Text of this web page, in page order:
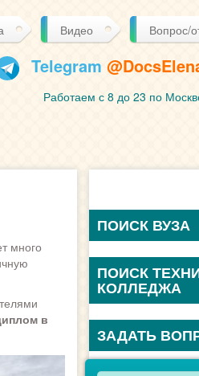
Видео Вопрос/
Telegram
Работаем с 8 до 23 по
много
в
ПОИСК ВУЗА
ПОИСК
КОЛЛЕДЖА
ЗАДАТЬ